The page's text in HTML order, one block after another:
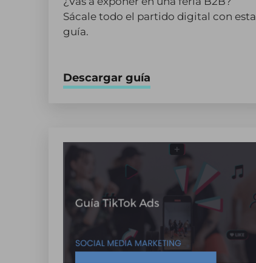
Sácale todo el partido digital con esta
guía.
Descargar guía